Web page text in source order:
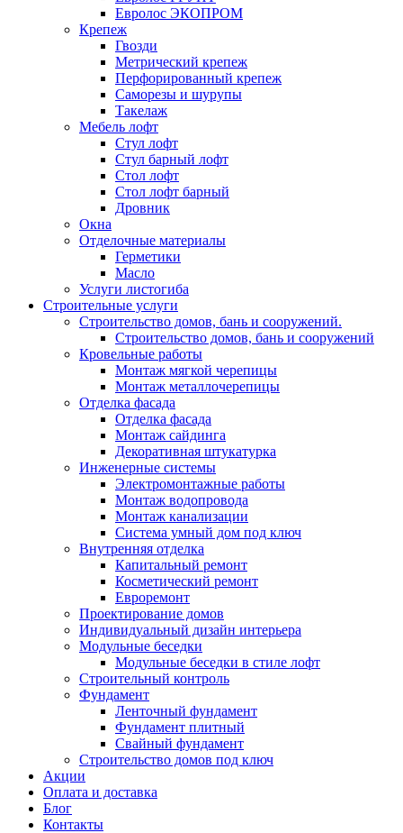
Евролос ЭКОПРОМ
Крепеж
Гвозди
Метрический крепеж
Перфорированный крепеж
Саморезы и шурупы
Такелаж
Мебель лофт
Стул лофт
Стул барный лофт
Стол лофт
Стол лофт барный
Дровник
Окна
Отделочные материалы
Герметики
Масло
Услуги листогиба
Строительные услуги
Строительство домов, бань и сооружений.
Строительство домов, бань и сооружений
Кровельные работы
Монтаж мягкой черепицы
Монтаж металлочерепицы
Отделка фасада
Отделка фасада
Монтаж сайдинга
Декоративная штукатурка
Инженерные системы
Электромонтажные работы
Монтаж водопровода
Монтаж канализации
Система умный дом под ключ
Внутренняя отделка
Капитальный ремонт
Косметический ремонт
Евроремонт
Проектирование домов
Индивидуальный дизайн интерьера
Модульные беседки
Модульные беседки в стиле лофт
Строительный контроль
Фундамент
Ленточный фундамент
Фундамент плитный
Свайный фундамент
Строительство домов под ключ
Акции
Оплата и доставка
Блог
Контакты